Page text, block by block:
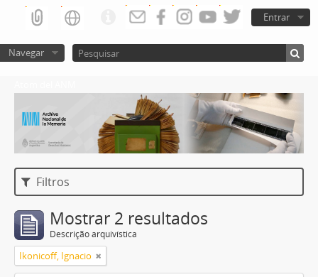
Entrar
Navegar
Filtros
Mostrar 2 resultados
Descrição arquivística
Ikonicoff, Ignacio